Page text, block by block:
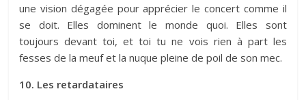
une vision dégagée pour apprécier le concert comme il
se doit. Elles dominent le monde quoi. Elles sont
toujours devant toi, et toi tu ne vois rien à part les
fesses de la meuf et la nuque pleine de poil de son mec.
10. Les retardataires